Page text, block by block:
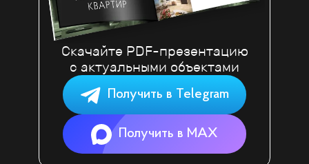
Скачайте PDF-презентацию
с актуальными объектами
Получить в Telegram
Получить в MAX